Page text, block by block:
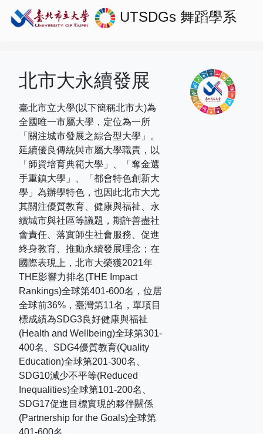
UTSDGs 舞蹈學系
北市大永續發展
臺北市立大學(以下簡稱北市大)為
全國唯一市屬大學，定位為一所
「關注城市發展之綜合型大學」。
延續優良傳統與市屬大學職責，以
「師資培育典範大學」、「奪金選
手重鎮大學」、「都會特色創新大
學」為辦學特色，也因此北市大尤
其關注優質教育、健康與福祉、永
續城市與社區等議題，期許善盡社
會責任、落實師生社會服務、促進
終身教育、推動永續發展理念；在
國際表現上， 北市大榮獲2021年
THE影響力排名(THE Impact
Rankings)全球第401-600名，位居
全球前36% ，臺灣第11名，單項目
標成績為SDG3良好健康與福祉
(Health and Wellbeing)全球第301-
400名、 SDG4優質教育(Quality
Education)全球第201-300名、
SDG10減少不平等(Reduced
Inequalities)全球第101-200名、
SDG17促進目標實現的夥伴關係
(Partnership for the Goals)全球第
401-600名。